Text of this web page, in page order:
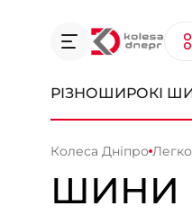
РІЗНОШИРОКІ
Колеса Дніпро
ШИНИ